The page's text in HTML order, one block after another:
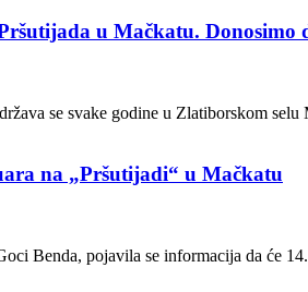
u Mačkatu. Donosimo
se svake godine u Zlatiborskom
na „Pršutijadi“ u Mačkatu
Benda, pojavila se informacija da će